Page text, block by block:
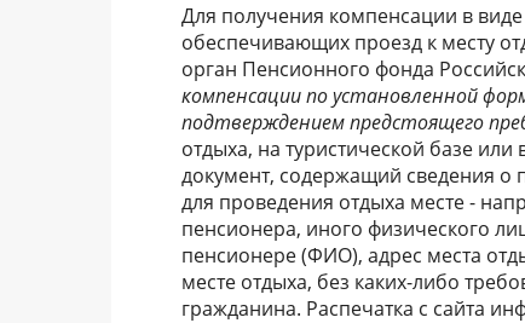
Для получения компенсации в
обеспечивающих проезд к месту
орган Пенсионного фонда
компенсации по установленной
подтверждением предстоящего
отдыха, на туристической базе или
документ, содержащий сведения
для проведения отдыха месте -
пенсионера, иного физического
пенсионере (ФИО), адрес места
месте отдыха, без каких-либо
гражданина. Распечатка с сайта